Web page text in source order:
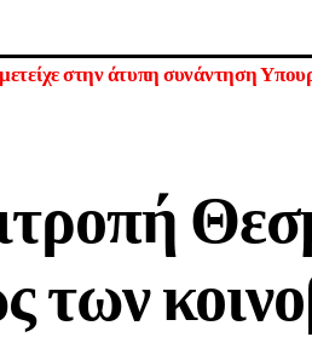
παγωμένων ρωσικών
των